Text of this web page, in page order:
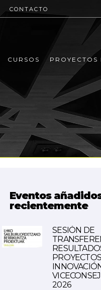
CONTACTO
CURSOS PROYECTOS
Eventos
recientemente
SESIÓN DE
2026